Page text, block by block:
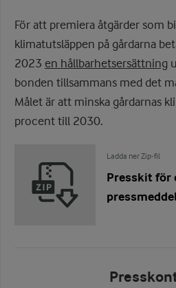
För att premiera åtgärder som
klimatutsläppen på gårdarna
2023 en hållbarhetsersättning
bonden tillsammans med det
Målet är att minska gårdarnas
procent till 2030.
Ladda ner Zip-fil
Presskit för